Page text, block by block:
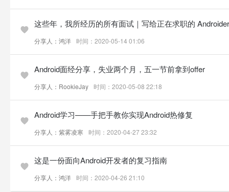
这些年，我所经历的所有面试｜写给正在求职的 Androider
分享人：鸿洋 时间：2020-05-14 01:06
Android面经分享，失业两个月，五一节前拿到offer
分享人：RookieJay 时间：2020-05-08 22:18
Android学习——手把手教你实现Android热修复
分享人：紫雾凌寒 时间：2020-04-27 23:32
这是一份面向Android开发者的复习指南
分享人：鸿洋 时间：2020-04-26 21:10